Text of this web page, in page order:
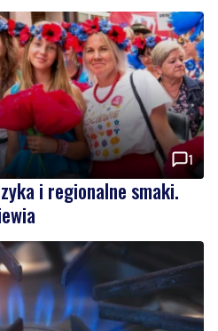
1
i regionalne smaki.